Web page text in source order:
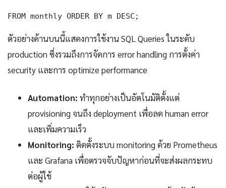
FROM monthly ORDER BY m DESC;
ตัวอย่างด้านบนนี้แสดงการใช้งาน SQL Queries ในระดับ
production ซึ่งรวมถึงการจัดการ error handling การตั้งค่า
security และการ optimize performance
Automation: ทำทุกอย่างเป็นอัตโนมัติตั้งแต่
provisioning จนถึง deployment เพื่อลด human error
และเพิ่มความเร็ว
Monitoring: ติดตั้งระบบ monitoring ด้วย Prometheus
และ Grafana เพื่อตรวจจับปัญหาก่อนที่จะส่งผลกระทบ
ต่อผู้ใช้